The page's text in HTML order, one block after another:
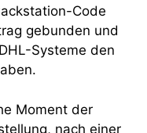
Code
gebunden und
Systeme den
Moment der
nach einer